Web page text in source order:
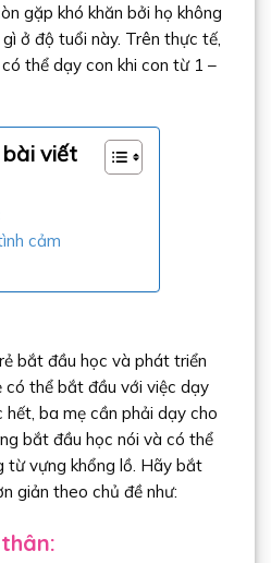
gặp khó khăn bởi họ không
ở độ tuổi này. Trên thực tế,
thể dạy con khi con từ 1 –
viết
cảm
bắt đầu học và phát triển
có thể bắt đầu với việc dạy
ba mẹ cần phải dạy cho
bắt đầu học nói và có thể
từ vựng khổng lồ. Hãy bắt
giản theo chủ đề như: